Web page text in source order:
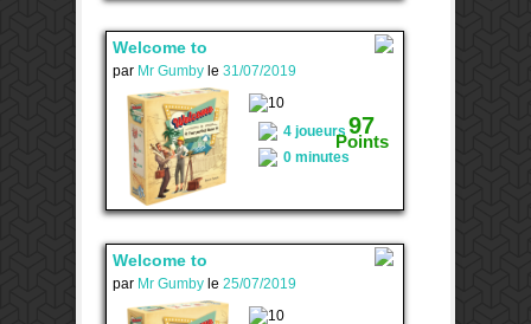
Welcome to
par Mr Gumby le 31/07/2019
97
Points
4 joueurs
0 minutes
Welcome to
par Mr Gumby le 25/07/2019